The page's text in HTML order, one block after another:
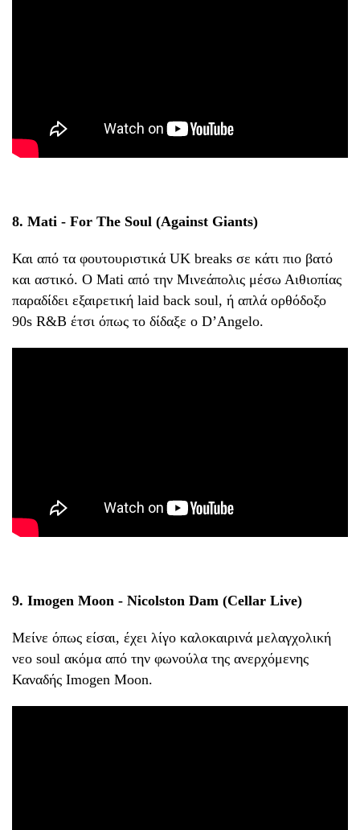
8. Mati - For The Soul (Against Giants)
Και από τα φουτουριστικά UK breaks σε κάτι πιο βατό
και αστικό. Ο Mati από την Μινεάπολις μέσω Αιθιοπίας
παραδίδει εξαιρετική laid back soul, ή απλά ορθόδοξο
90s R&B έτσι όπως το δίδαξε ο D’Angelo.
9. Ιmogen Moon - Nicolston Dam (Cellar Live)
Μείνε όπως είσαι, έχει λίγο καλοκαιρινά μελαγχολική
νεο soul ακόμα από την φωνούλα της ανερχόμενης
Καναδής Imogen Moon.